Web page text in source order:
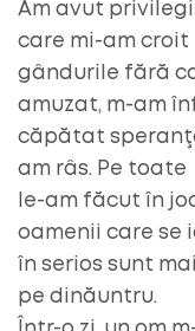
Am avut
care mi-am croit
gândurile fără
amuzat, m-am
căpătat
am râs. Pe toate
le-am făcut în
oamenii care se
în serios sunt
pe dinăuntru.